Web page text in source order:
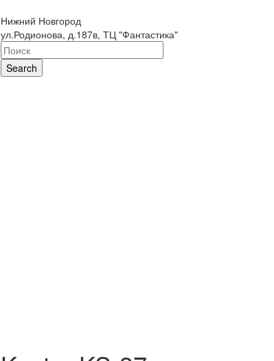
Нижний Новгород
ул.Родионова, д.187в, ТЦ "Фантастика"
Search